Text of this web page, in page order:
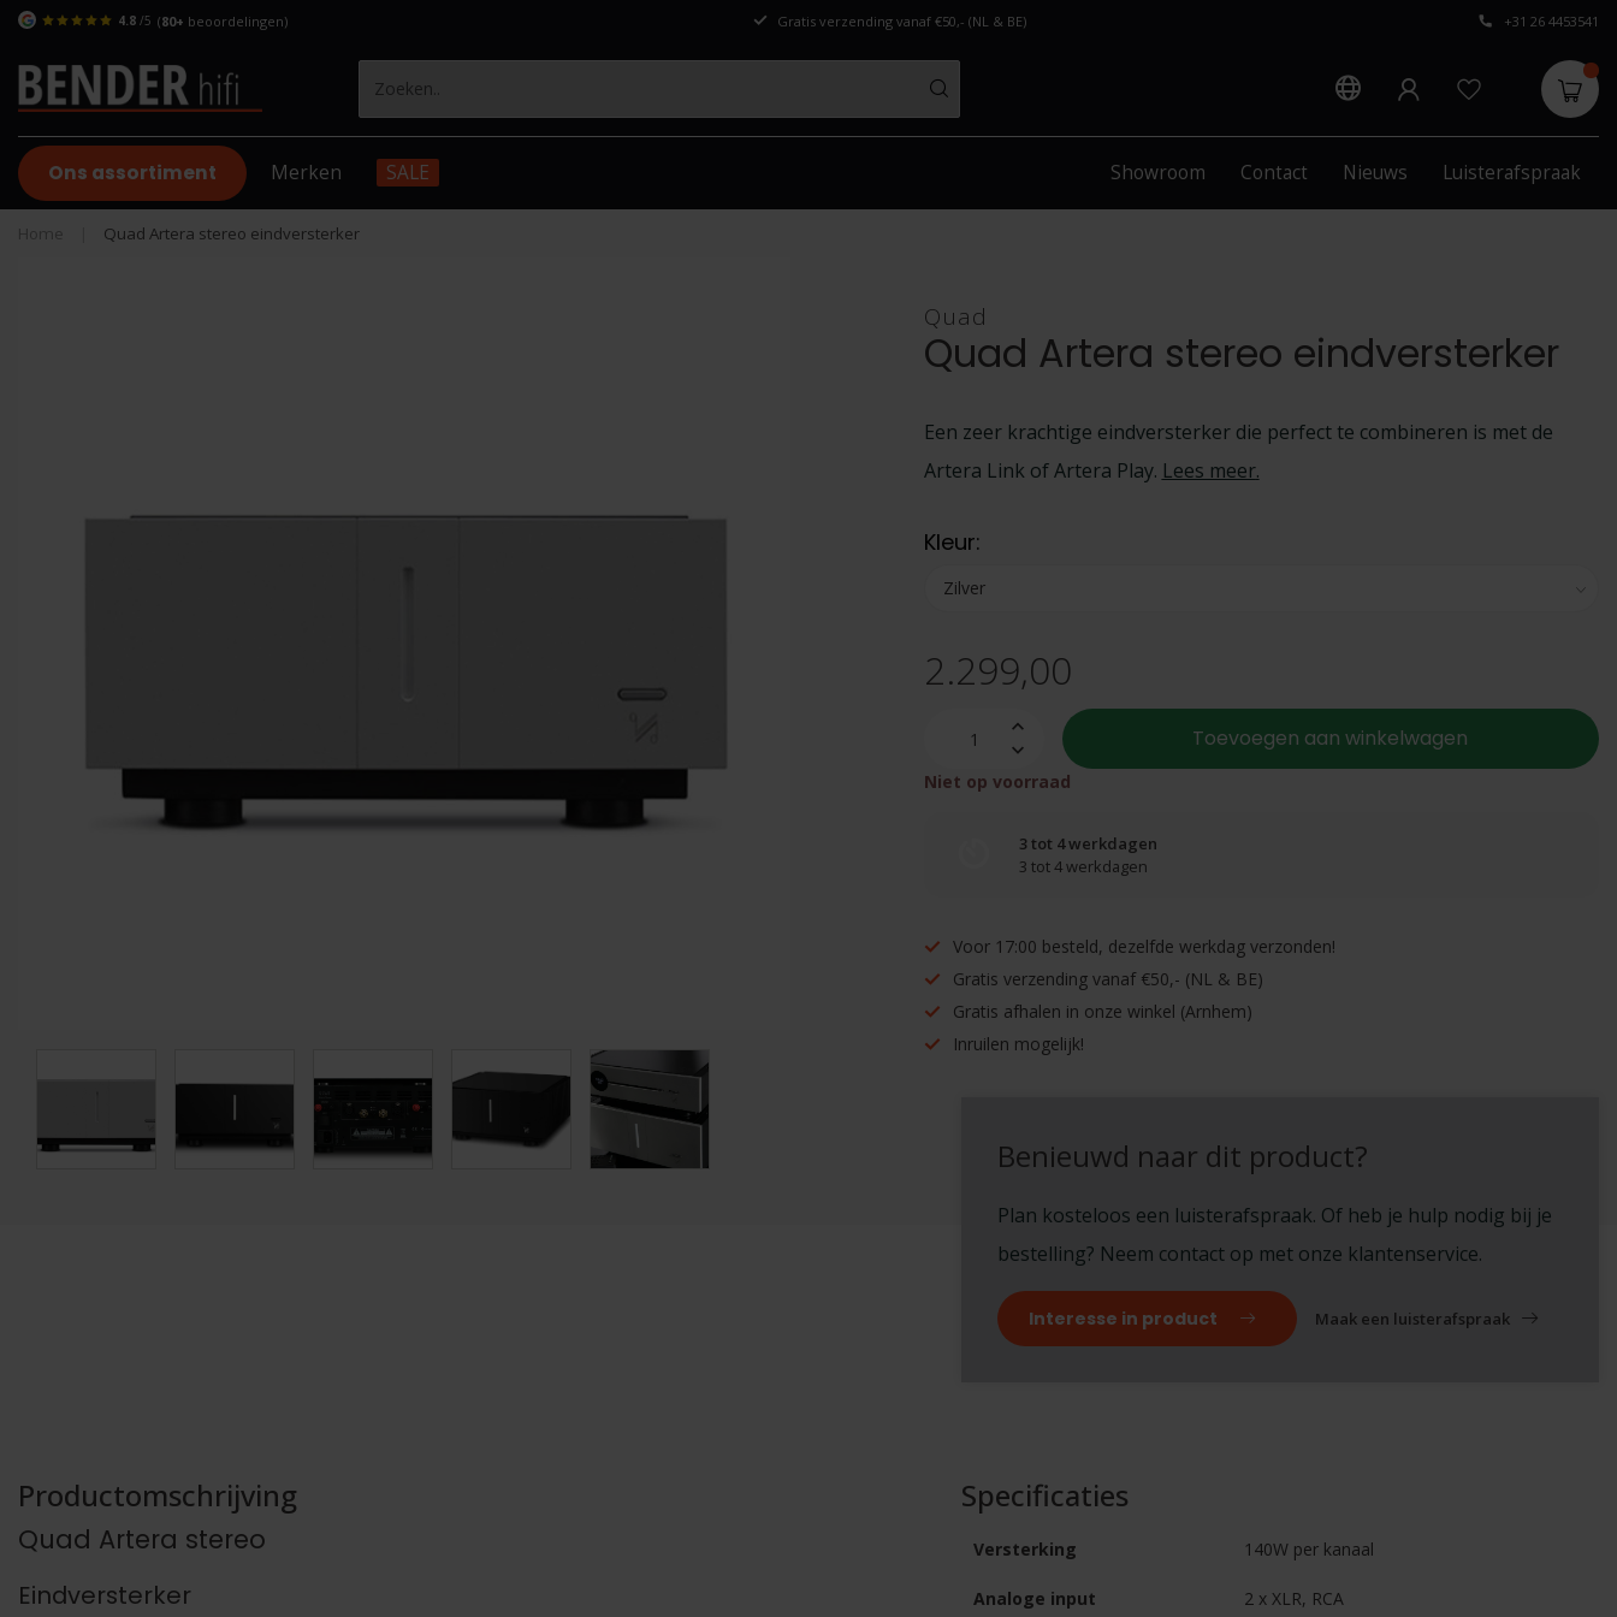
4.8 /5 (80+ beoordelingen) Gratis verzending vanaf €50,- (NL & BE) +31 26 4453541
Ons assortiment Merken SALE Showroom Contact Nieuws Luisterafspraak
Home Quad Artera stereo eindversterker
Quad
Quad Artera stereo eindversterker
Een zeer krachtige eindversterker die perfect te combineren is met de
Artera Link of Artera Play. Lees meer.
Kleur:
2.299,00
Toevoegen aan winkelwagen
Niet op voorraad
3 tot 4 werkdagen
3 tot 4 werkdagen
Voor 17:00 besteld, dezelfde werkdag verzonden!
Gratis verzending vanaf €50,- (NL & BE)
Gratis afhalen in onze winkel (Arnhem)
Inruilen mogelijk!
Benieuwd naar dit product?
Plan kosteloos een luisterafspraak. Of heb je hulp nodig bij je
bestelling? Neem contact op met onze klantenservice.
Interesse in product Maak een luisterafspraak
Productomschrijving
Quad Artera stereo
Eindversterker
Specificaties
Versterking 140W per kanaal
Analoge input 2 x XLR, RCA